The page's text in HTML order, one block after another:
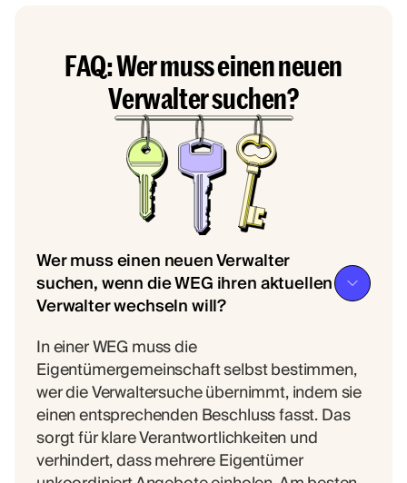
FAQ: Wer muss einen neuen
Verwalter suchen?
Wer muss einen neuen Verwalter
suchen, wenn die WEG ihren aktuellen
Verwalter wechseln will?
In einer WEG muss die
Eigentümergemeinschaft selbst bestimmen,
wer die Verwaltersuche übernimmt, indem sie
einen entsprechenden Beschluss fasst. Das
sorgt für klare Verantwortlichkeiten und
verhindert, dass mehrere Eigentümer